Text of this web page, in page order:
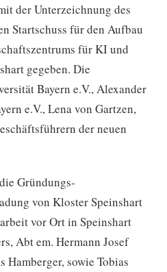
der Unterzeichnung des
Startschuss für den Aufbau
für KI und
gegeben. Die
Bayern e.V., Alexander
e.V., Lena von Gartzen,
der neuen
Gründungs-
von Kloster Speinshart
vor Ort in Speinshart
Abt em. Hermann Josef
Hamberger, sowie Tobias